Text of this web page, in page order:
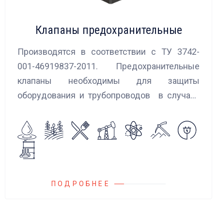
Клапаны предохранительные
Производятся в соответствии с ТУ 3742-
001-46919837-2011. Предохранительные
клапаны необходимы для защиты
оборудования и трубопроводов в случаях
сброса среды в систему низкого давления.
ПОДРОБНЕЕ